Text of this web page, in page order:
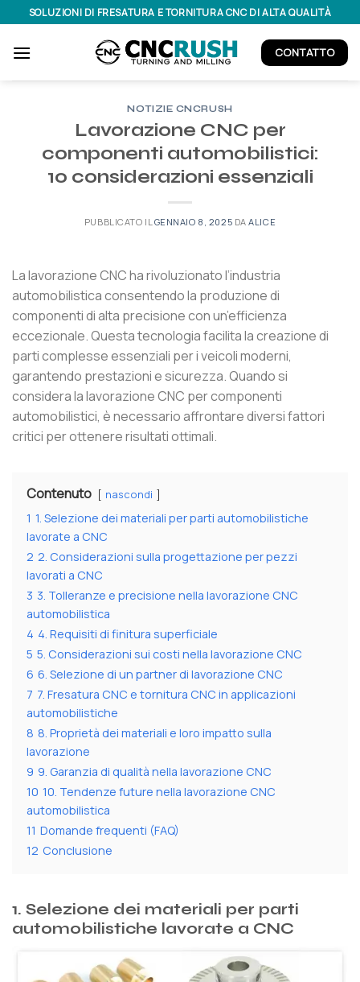
ai
contenuti
SOLUZIONI DI FRESATURA E TORNITURA CNC DI ALTA QUALITÀ
CONTATTO
NOTIZIE CNCRUSH
Lavorazione CNC per
componenti automobilistici:
10 considerazioni essenziali
PUBBLICATO IL GENNAIO 8, 2025 DAALICE
La lavorazione CNC ha rivoluzionato l’industria
automobilistica consentendo la produzione di
componenti di alta precisione con un’efficienza
eccezionale. Questa tecnologia facilita la creazione di
parti complesse essenziali per i veicoli moderni,
garantendo prestazioni e sicurezza. Quando si
considera la lavorazione CNC per componenti
automobilistici, è necessario affrontare diversi fattori
critici per ottenere risultati ottimali.
Contenuto nascondi
1 1. Selezione dei materiali per parti automobilistiche
lavorate a CNC
2 2. Considerazioni sulla progettazione per pezzi
lavorati a CNC
3 3. Tolleranze e precisione nella lavorazione CNC
automobilistica
4 4. Requisiti di finitura superficiale
5 5. Considerazioni sui costi nella lavorazione CNC
6 6. Selezione di un partner di lavorazione CNC
7 7. Fresatura CNC e tornitura CNC in applicazioni
automobilistiche
8 8. Proprietà dei materiali e loro impatto sulla
lavorazione
9 9. Garanzia di qualità nella lavorazione CNC
10 10. Tendenze future nella lavorazione CNC
automobilistica
11 Domande frequenti (FAQ)
12 Conclusione
1. Selezione dei materiali per parti
automobilistiche lavorate a CNC